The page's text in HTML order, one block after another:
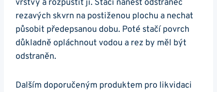
vrstvy a rozpustit ji. Stačí nanést odstraněč
rezavých skvrn na postiženou plochu a nechat
působit předepsanou dobu. Poté stačí povrch
důkladně opláchnout vodou a rez by měl být
odstraněn.
Dalším doporučeným produktem pro likvidaci